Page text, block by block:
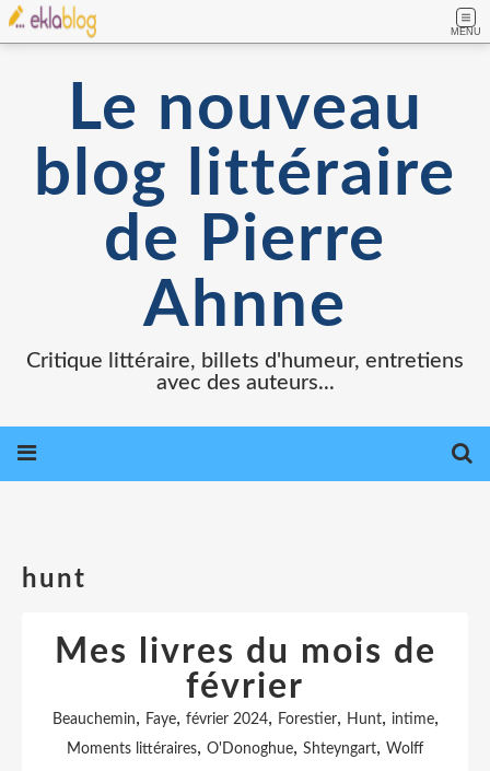
MENU
Le nouveau
blog littéraire
de Pierre
Ahnne
Critique littéraire, billets d'humeur, entretiens
avec des auteurs...
hunt
Mes livres du mois de
février
Beauchemin, Faye, février 2024, Forestier, Hunt, intime,
Moments littéraires, O'Donoghue, Shteyngart, Wolff